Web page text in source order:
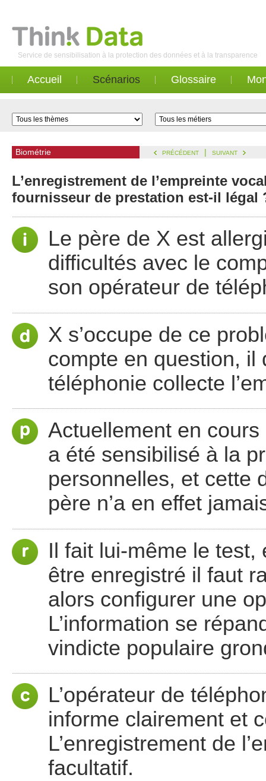
Service de sensibilisation à la protection des données et à la transparence
Accueil Scénarios Glossaire
Biométrie PRÉCÉDENT | SUIVANT
L’enregistrement de l’empreinte
fournisseur de prestation est-il légal
Le père de X est
difficultés avec le
son opérateur de
X s’occupe de ce
compte en question, il
téléphonie collecte
Actuellement en
a été sensibilisé à la
personnelles, et cette
père n’a en effet
Il fait lui-même le
être enregistré il faut
alors configurer une
L’information se
vindicte populaire
L’opérateur de
informe clairement et
L’enregistrement de
facultatif.